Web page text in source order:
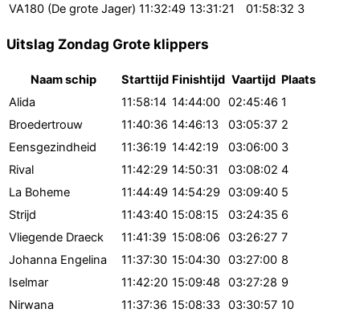
VA180 (De grote Jager) 11:32:49 13:31:21 01:58:32 3
Uitslag Zondag Grote klippers
Naam schip Starttijd Finishtijd Vaartijd Plaats
Alida
11:58:14 14:44:00 02:45:46 1
Broedertrouw
11:40:36 14:46:13 03:05:37 2
Eensgezindheid
11:36:19 14:42:19 03:06:00 3
Rival
11:42:29 14:50:31 03:08:02 4
La Boheme
11:44:49 14:54:29 03:09:40 5
Strijd
11:43:40 15:08:15 03:24:35 6
Vliegende Draeck
11:41:39 15:08:06 03:26:27 7
Johanna Engelina
11:37:30 15:04:30 03:27:00 8
Iselmar
11:42:20 15:09:48 03:27:28 9
Nirwana
11:37:36 15:08:33 03:30:57 10